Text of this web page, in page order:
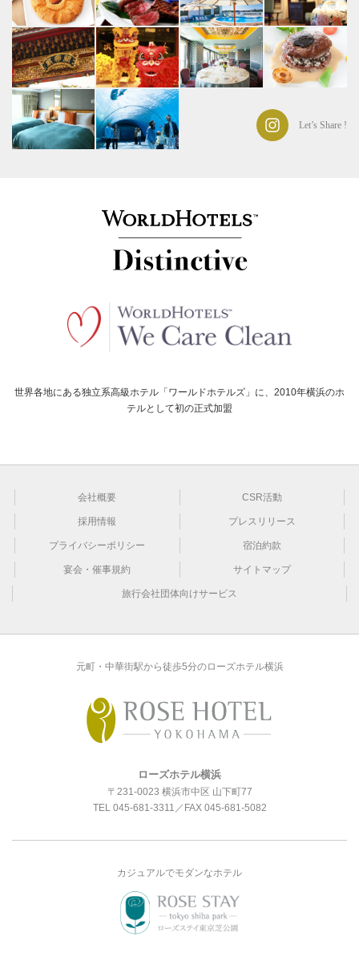
Let’s Share !
世界各地にある独立系高級ホテル「ワールドホテルズ」に、2010年横浜のホ
テルとして初の正式加盟
会社概要 CSR活動
採用情報 プレスリリース
プライバシーポリシー 宿泊約款
宴会・催事規約 サイトマップ
旅行会社団体向けサービス
元町・中華街駅から徒歩5分のローズホテル横浜
ローズホテル横浜
〒231-0023 横浜市中区 山下町77
TEL 045-681-3311 ／FAX 045-681-5082
カジュアルでモダンなホテル